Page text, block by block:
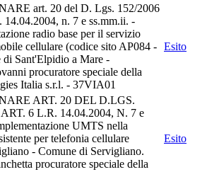
art. 20 del D. Lgs. 152/2006
14.04.2004, n. 7 e ss.mm.ii. -
radio base per il servizio
cellulare (codice sito AP084 -
di Sant'Elpidio a Mare -
procuratore speciale della
Italia s.r.l. - 37VIA01
Esito
ART. 20 DEL D.LGS.
6 L.R. 14.04.2004, N. 7 e
UMTS nella
per telefonia cellulare
- Comune di Servigliano.
procuratore speciale della
Esito